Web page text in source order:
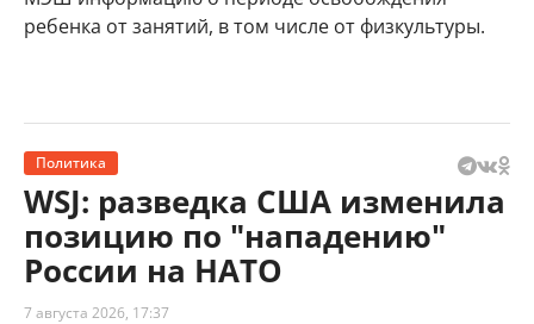
ребенка от занятий, в том числе от физкультуры.
Политика
WSJ: разведка США изменила
позицию по "нападению"
России на НАТО
7 августа 2026, 17:37